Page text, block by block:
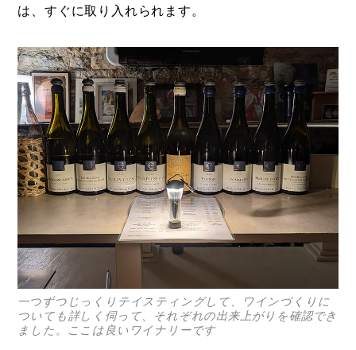
は、すぐに取り入れられます。
一つずつじっくりテイスティングして、ワインづくりに
ついても詳しく伺って、それぞれの出来上がりを確認でき
ました。ここは良いワイナリーです